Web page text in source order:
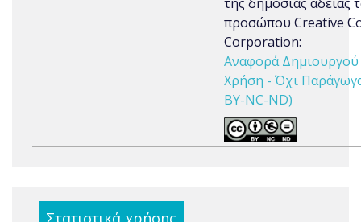
προσώπου Creative
Corporation:
Αναφορά
Χρήση - Όχι
BY-NC-ND)
Στατιστικά χρήσης